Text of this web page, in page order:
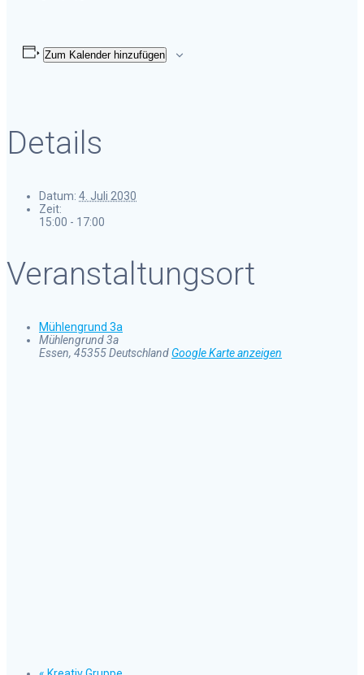
Zum Kalender hinzufügen
Details
Datum: 4. Juli 2030
Zeit:
15:00 - 17:00
Veranstaltungsort
Mühlengrund 3a
Mühlengrund 3a
Essen, 45355Deutschland Google Karte anzeigen